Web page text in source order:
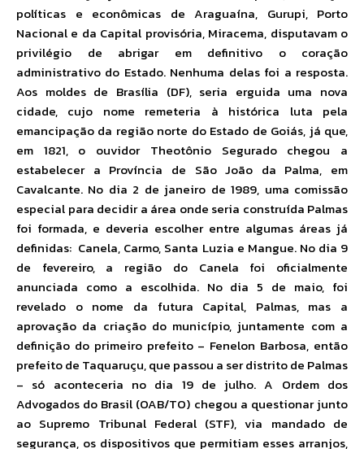
políticas e econômicas de Araguaína, Gurupi, Porto
Nacional e da Capital provisória, Miracema, disputavam o
privilégio de abrigar em definitivo o coração
administrativo do Estado. Nenhuma delas foi a resposta.
Aos moldes de Brasília (DF), seria erguida uma nova
cidade, cujo nome remeteria à histórica luta pela
emancipação da região norte do Estado de Goiás, já que,
em 1821, o ouvidor Theotônio Segurado chegou a
estabelecer a Província de São João da Palma, em
Cavalcante. No dia 2 de janeiro de 1989, uma comissão
especial para decidir a área onde seria construída Palmas
foi formada, e deveria escolher entre algumas áreas já
definidas: Canela, Carmo, Santa Luzia e Mangue. No dia 9
de fevereiro, a região do Canela foi oficialmente
anunciada como a escolhida. No dia 5 de maio, foi
revelado o nome da futura Capital, Palmas, mas a
aprovação da criação do município, juntamente com a
definição do primeiro prefeito – Fenelon Barbosa, então
prefeito de Taquaruçu, que passou a ser distrito de Palmas
– só aconteceria no dia 19 de julho. A Ordem dos
Advogados do Brasil (OAB/TO) chegou a questionar junto
ao Supremo Tribunal Federal (STF), via mandado de
segurança, os dispositivos que permitiam esses arranjos,